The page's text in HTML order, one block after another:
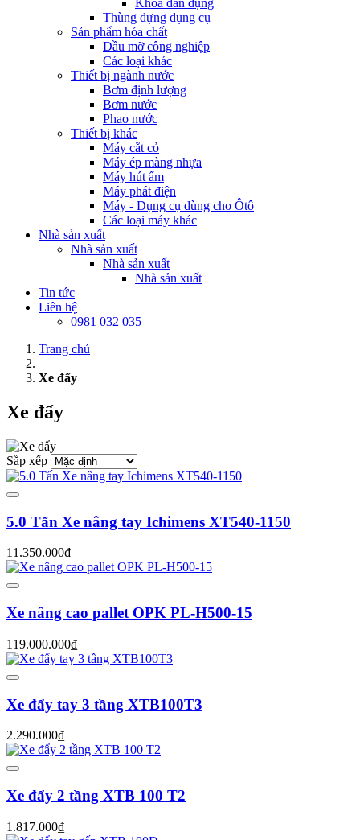
Khoá dân dụng
Thùng đựng dụng cụ
Sản phẩm hóa chất
Dầu mỡ công nghiệp
Các loại khác
Thiết bị ngành nước
Bơm định lượng
Bơm nước
Phao nước
Thiết bị khác
Máy cắt cỏ
Máy ép màng nhựa
Máy hút ẩm
Máy phát điện
Máy - Dụng cụ dùng cho Ôtô
Các loại máy khác
Nhà sản xuất
Nhà sản xuất
Nhà sản xuất
Nhà sản xuất
Tin tức
Liên hệ
0981 032 035
Trang chủ
Xe đẩy
Xe đẩy
Sắp xếp
5.0 Tấn Xe nâng tay Ichimens XT540-1150
11.350.000₫
Xe nâng cao pallet OPK PL-H500-15
119.000.000₫
Xe đẩy tay 3 tầng XTB100T3
2.290.000₫
Xe đẩy 2 tầng XTB 100 T2
1.817.000₫